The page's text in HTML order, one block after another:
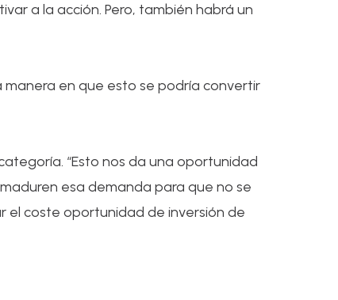
a la acción. Pero, también habrá un
manera en que esto se podría convertir
“Esto nos da una oportunidad
esa demanda para que no se
el coste oportunidad de inversión de